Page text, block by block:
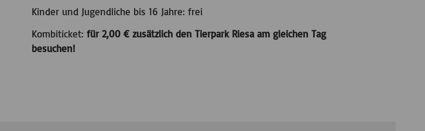
Kinder und Jugendliche bis 16 Jahre: frei
Kombiticket: für 2,00 € zusätzlich den Tierpark Riesa am gleichen Tag
besuchen!